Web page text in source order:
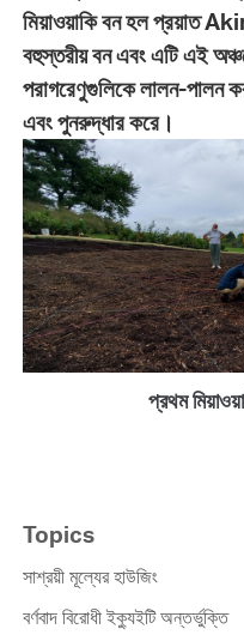
মিয়াওয়াকি বন হল প্রয়াত
বহুস্তরীয় বন এবং এটি এই
পরাগরেণুগুলিকে লালন-পালন
এবং পুনরুদ্ধার করে।
প্রথম
Topics
সাশ্রয়ী মূল্যের হাউজিং
বর্ণবাদ বিরোধী ইক্যুইটি অন্তর্ভুক্তি